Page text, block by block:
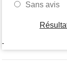
Sans avis
-